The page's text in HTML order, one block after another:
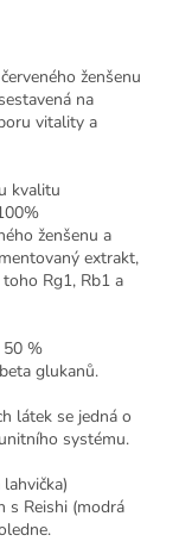
ženšenu
na
vitality a
kvalitu
ženšenu a
extrakt,
Rg1, Rb1 a
50 %
glukanů.
látek se jedná o
systému.
s Reishi (modrá